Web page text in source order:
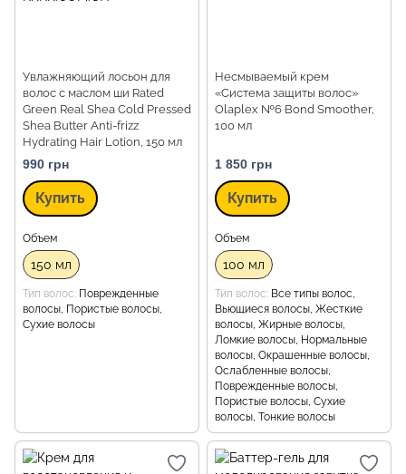
Увлажняющий лосьон для
волос с маслом ши Rated
Green Real Shea Cold Pressed
Shea Butter Anti-frizz
Hydrating Hair Lotion, 150 мл
990 грн
Купить
Объем
150 мл
Тип волос Поврежденные
волосы, Пористые волосы,
Сухие волосы
Несмываемый крем
«Система защиты волос»
Olaplex №6 Bond Smoother,
100 мл
1 850 грн
Купить
Объем
100 мл
Тип волос Все типы волос,
Вьющиеся волосы, Жесткие
волосы, Жирные волосы,
Ломкие волосы, Нормальные
волосы, Окрашенные волосы,
Ослабленные волосы,
Поврежденные волосы,
Пористые волосы, Сухие
волосы, Тонкие волосы